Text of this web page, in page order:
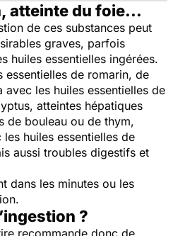
atteinte du foie...
de ces substances peut
graves, parfois
huiles essentielles ingérées.
essentielles de romarin, de
les huiles essentielles de
atteintes hépatiques
de bouleau ou de thym,
huiles essentielles de
aussi troubles digestifs et
dans les minutes ou les
?
recommande donc de